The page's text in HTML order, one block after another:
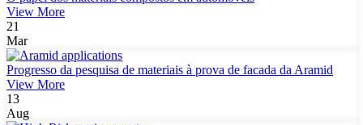
View More
21
Mar
Progresso da pesquisa de materiais à prova de facada da Aramid
View More
13
Aug